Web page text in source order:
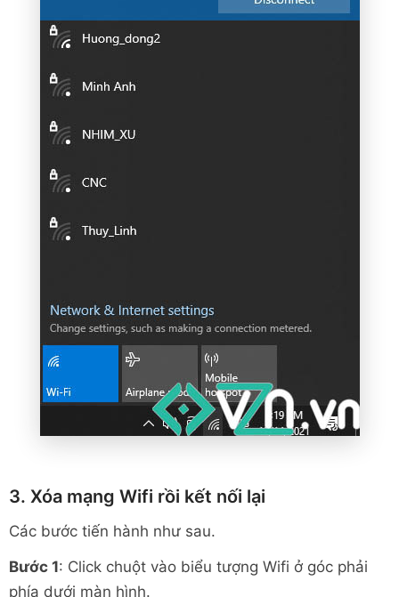
3. Xóa mạng Wifi rồi kết nối lại
Các bước tiến hành như sau.
Bước 1: Click chuột vào biểu tượng Wifi ở góc phải
phía dưới màn hình.